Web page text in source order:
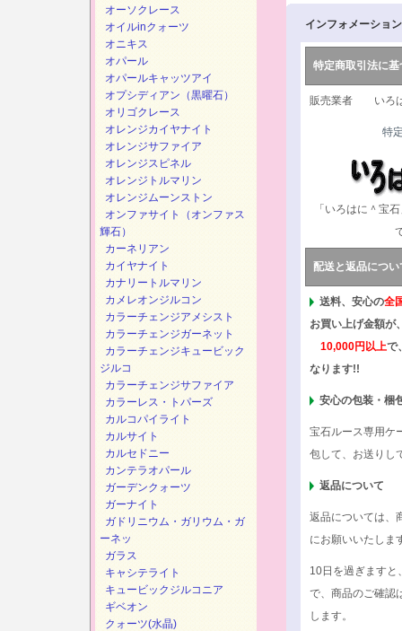
インフォメーション
特定商取引法に基
販売業者 いろ
特
「いろはに＾宝
配送と返品につい
送料、安心の全
お買い上げ金額が
10,000円以上で
なります!!
安心の包装・梱
宝石ルース専用ケ
包して、お送りし
返品について
返品については、
にお願いいたしま
10日を過ぎますと
で、商品のご確認
します。
オーソクレース
オイルinクォーツ
オニキス
オパール
オパールキャッツアイ
オプシディアン（黒曜石）
オリゴクレース
オレンジカイヤナイト
オレンジサファイア
オレンジスピネル
オレンジトルマリン
オレンジムーンストン
オンファサイト（オンファス
輝石）
カーネリアン
カイヤナイト
カナリートルマリン
カメレオンジルコン
カラーチェンジアメシスト
カラーチェンジガーネット
カラーチェンジキュービック
ジルコ
カラーチェンジサファイア
カラーレス・トパーズ
カルコパイライト
カルサイト
カルセドニー
カンテラオパール
ガーデンクォーツ
ガーナイト
ガドリニウム・ガリウム・ガ
ーネッ
ガラス
キャシテライト
キュービックジルコニア
ギベオン
クォーツ(水晶)